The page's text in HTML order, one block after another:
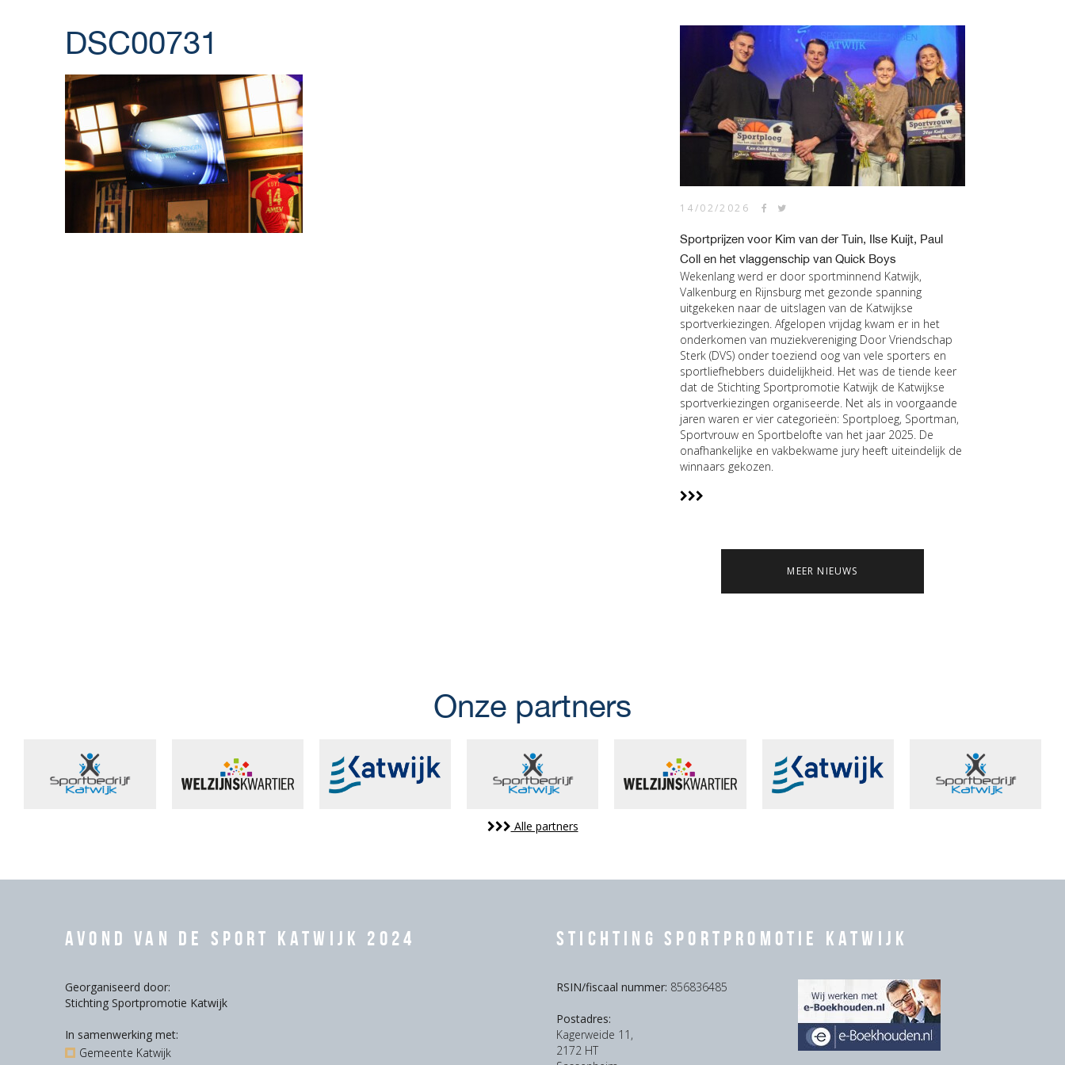
DSC00731
14/02/2026
Sportprijzen voor Kim van der Tuin, Ilse Kuijt, Paul
Coll en het vlaggenschip van Quick Boys
Wekenlang werd er door sportminnend Katwijk,
Valkenburg en Rijnsburg met gezonde spanning
uitgekeken naar de uitslagen van de Katwijkse
sportverkiezingen. Afgelopen vrijdag kwam er in het
onderkomen van muziekvereniging Door Vriendschap
Sterk (DVS) onder toeziend oog van vele sporters en
sportliefhebbers duidelijkheid. Het was de tiende keer
dat de Stichting Sportpromotie Katwijk de Katwijkse
sportverkiezingen organiseerde. Net als in voorgaande
jaren waren er vier categorieën: Sportploeg, Sportman,
Sportvrouw en Sportbelofte van het jaar 2025. De
onafhankelijke en vakbekwame jury heeft uiteindelijk de
winnaars gekozen.
MEER NIEUWS
Onze partners
Alle partners
Avond van de Sport Katwijk 2024
Georganiseerd door:
Stichting Sportpromotie Katwijk
In samenwerking met:
Gemeente Katwijk
Stichting Sportpromotie Katwijk
RSIN/fiscaal nummer: 856836485
Postadres:
Kagerweide 11,
2172 HT